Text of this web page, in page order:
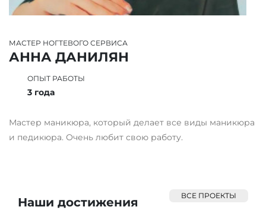
МАСТЕР НОГТЕВОГО СЕРВИСА
АННА ДАНИЛЯН
ОПЫТ РАБОТЫ
3 года
Мастер маникюра, который делает все виды маникюра
и педикюра. Очень любит свою работу.
Наши достижения ВСЕ ПРОЕКТЫ